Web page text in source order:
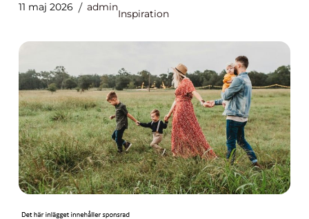
11 maj 2026 admin
Inspiration